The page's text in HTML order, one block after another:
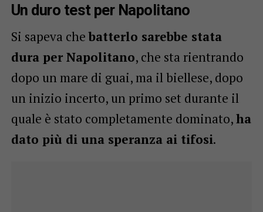
Un duro test per Napolitano
Si sapeva chebatterlo sarebbe stata
dura per Napolitano, che sta rientrando
dopo un mare di guai, ma il biellese, dopo
un inizio incerto, un primo set durante il
quale è stato completamente dominato,ha
dato più di una speranza ai tifosi.